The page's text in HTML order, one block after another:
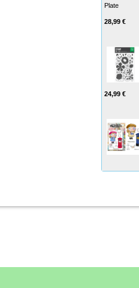
Plate
28,99 €
24,99 €